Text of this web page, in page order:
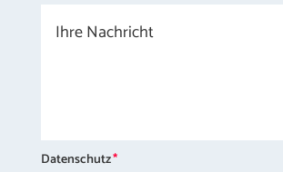
Datenschutz